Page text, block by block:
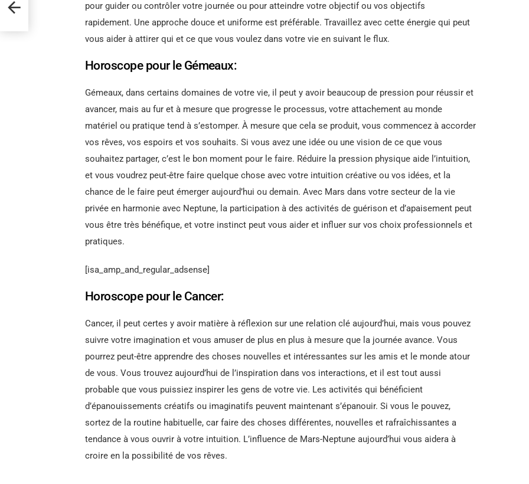
pour guider ou contrôler votre journée ou pour atteindre votre objectif ou vos objectifs
rapidement. Une approche douce et uniforme est préférable. Travaillez avec cette énergie qui peut
vous aider à attirer qui et ce que vous voulez dans votre vie en suivant le flux.
Horoscope pour le Gémeaux:
Gémeaux, dans certains domaines de votre vie, il peut y avoir beaucoup de pression pour réussir et
avancer, mais au fur et à mesure que progresse le processus, votre attachement au monde
matériel ou pratique tend à s’estomper. À mesure que cela se produit, vous commencez à accorder
vos rêves, vos espoirs et vos souhaits. Si vous avez une idée ou une vision de ce que vous
souhaitez partager, c’est le bon moment pour le faire. Réduire la pression physique aide l’intuition,
et vous voudrez peut-être faire quelque chose avec votre intuition créative ou vos idées, et la
chance de le faire peut émerger aujourd’hui ou demain. Avec Mars dans votre secteur de la vie
privée en harmonie avec Neptune, la participation à des activités de guérison et d’apaisement peut
vous être très bénéfique, et votre instinct peut vous aider et influer sur vos choix professionnels et
pratiques.
[isa_amp_and_regular_adsense]
Horoscope pour le Cancer:
Cancer, il peut certes y avoir matière à réflexion sur une relation clé aujourd’hui, mais vous pouvez
suivre votre imagination et vous amuser de plus en plus à mesure que la journée avance. Vous
pourrez peut-être apprendre des choses nouvelles et intéressantes sur les amis et le monde atour
de vous. Vous trouvez aujourd’hui de l’inspiration dans vos interactions, et il est tout aussi
probable que vous puissiez inspirer les gens de votre vie. Les activités qui bénéficient
d’épanouissements créatifs ou imaginatifs peuvent maintenant s’épanouir. Si vous le pouvez,
sortez de la routine habituelle, car faire des choses différentes, nouvelles et rafraîchissantes a
tendance à vous ouvrir à votre intuition. L’influence de Mars-Neptune aujourd’hui vous aidera à
croire en la possibilité de vos rêves.